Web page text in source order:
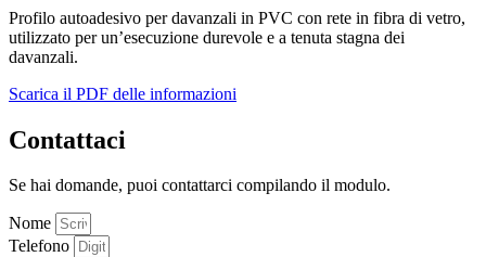
Profilo autoadesivo per davanzali in PVC con rete in fibra di vetro,
utilizzato per un’esecuzione durevole e a tenuta stagna dei
davanzali.
Scarica il PDF delle informazioni
Contattaci
Se hai domande, puoi contattarci compilando il modulo.
Nome
Telefono